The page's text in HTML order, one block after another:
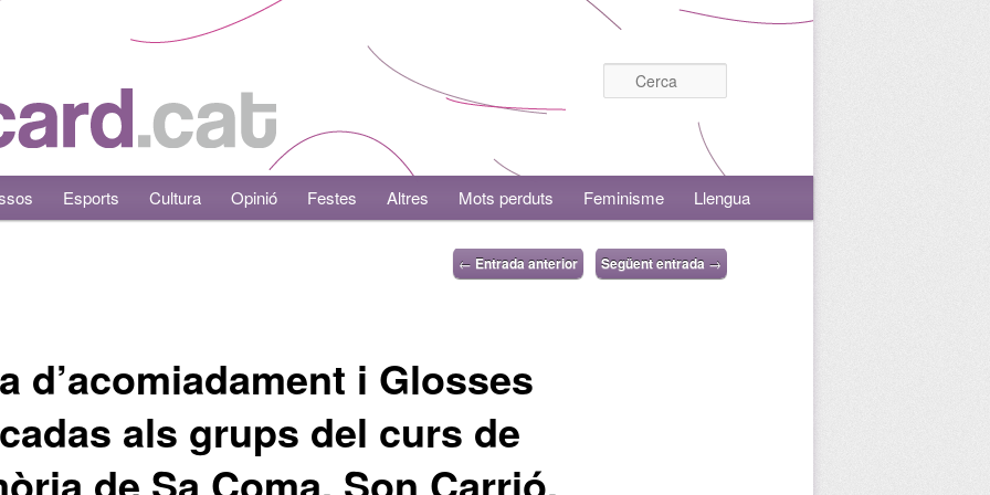
Esports Cultura Opinió Festes Altres Mots perduts Feminisme Llengua
← Entrada anterior Següent entrada →
d’acomiadament i Glosses
als grups del curs de
de Sa Coma, Son Carrió,